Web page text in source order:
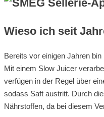
Wieso ich seit
Bereits vor einigen Jahren
Mit einem Slow Juicer
verfügen in der Regel über
sodass Saft austritt. Durch
Nährstoffen, da bei diesem